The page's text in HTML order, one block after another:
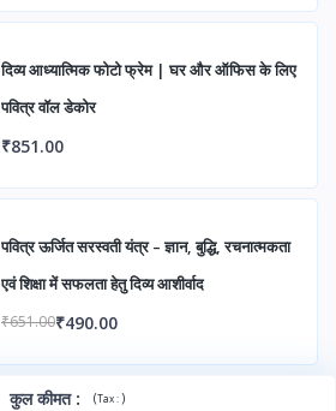
दिव्य आध्यात्मिक फोटो फ्रेम | घर और ऑफिस के लिए
पवित्र वॉल डेकोर
₹851.00
पवित्र ऊर्जित सरस्वती यंत्र – ज्ञान, बुद्धि, रचनात्मकता
एवं शिक्षा में सफलता हेतु दिव्य आशीर्वाद
₹651.00₹490.00
कुल कीमत: (Tax :)